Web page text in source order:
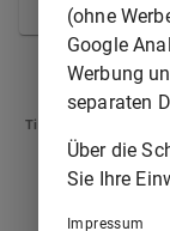
ARTIKEL 6
Tipp
: Swipen Sie auf
(ohne
Google
Werbung
separaten
Über die
Sie Ihre
Impressum